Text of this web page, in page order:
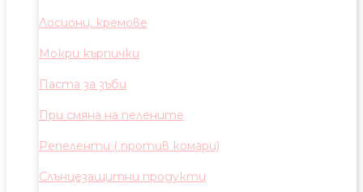
Лосиони, кремове
Мокри кърпички
Паста за зъби
При смяна на пелените
Репеленти ( против комари)
Слънцезащитни продукти